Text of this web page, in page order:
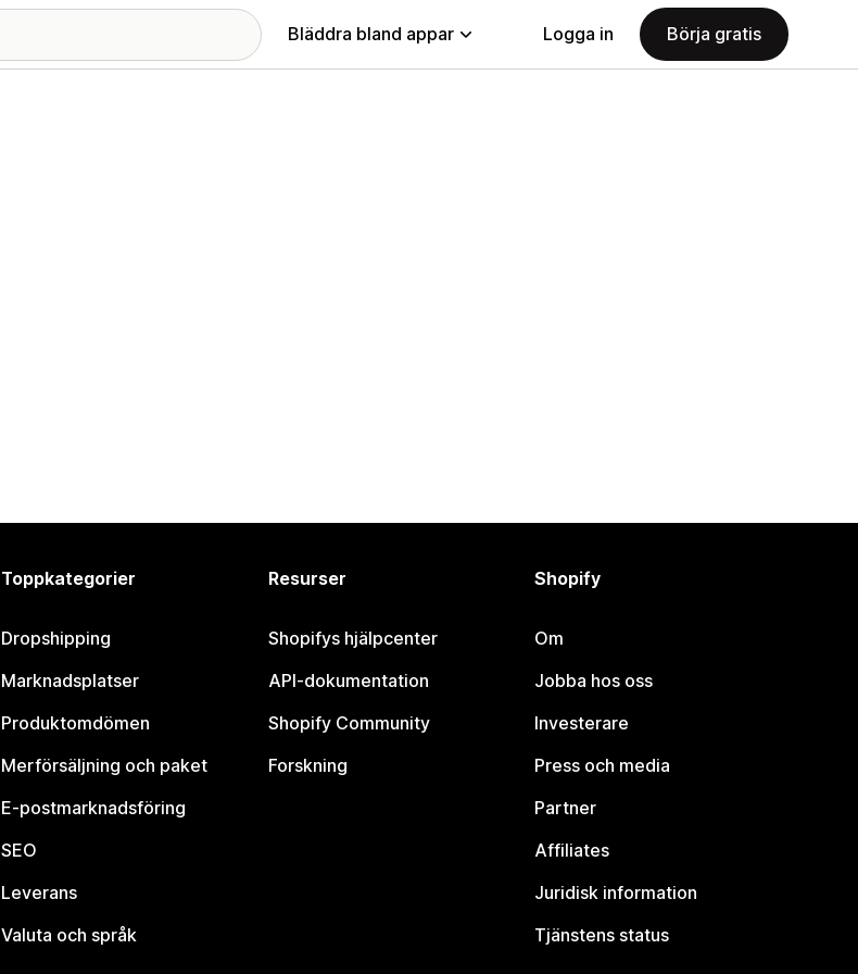
Bläddra bland appar Logga in Börja gratis
Toppkategorier
Dropshipping
Marknadsplatser
Produktomdömen
Merförsäljning och paket
E-postmarknadsföring
SEO
Leverans
Valuta och språk
Resurser
Shopifys hjälpcenter
API-dokumentation
Shopify Community
Forskning
Shopify
Om
Jobba hos oss
Investerare
Press och media
Partner
Affiliates
Juridisk information
Tjänstens status